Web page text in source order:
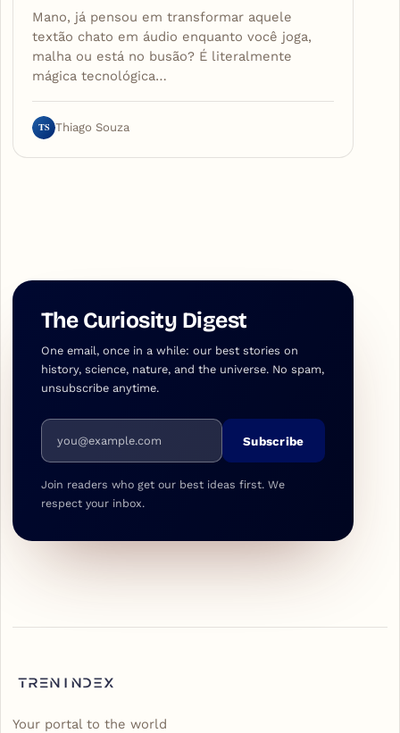
Mano, já pensou em transformar aquele
textão chato em áudio enquanto você joga,
malha ou está no busão? É literalmente
mágica tecnológica…
TS Thiago Souza
The Curiosity Digest
One email, once in a while: our best stories on
history, science, nature, and the universe. No spam,
unsubscribe anytime.
Email address
Subscribe
Join readers who get our best ideas first. We
respect your inbox.
Your portal to the world